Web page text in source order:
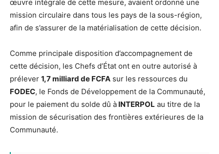
œuvre intégrale de cette mesure, avaient ordonné une
mission circulaire dans tous les pays de la sous-région,
afin de s’assurer de la matérialisation de cette décision.
Comme principale disposition d’accompagnement de
cette décision, les Chefs d’État ont en outre autorisé à
prélever 1,7 milliard de FCFA sur les ressources du
FODEC, le Fonds de Développement de la Communauté,
pour le paiement du solde dû à INTERPOL au titre de la
mission de sécurisation des frontières extérieures de la
Communauté.